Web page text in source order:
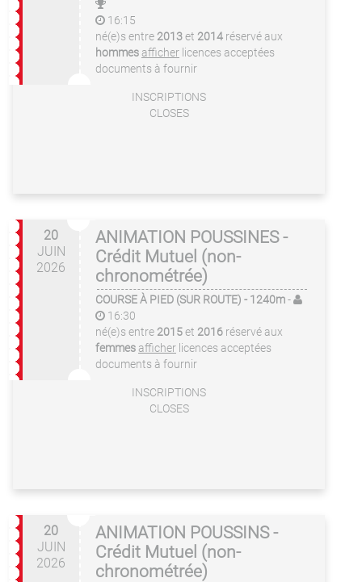
16:15
né(e)s entre 2013et 2014 réservé aux
hommesafficher licences acceptées
documents à fournir
INSCRIPTIONS
CLOSES
20
JUIN
2026
ANIMATION POUSSINES -
Crédit Mutuel (non-
chronométrée)
COURSE À PIED (SUR ROUTE) - 1240m-
16:30
né(e)s entre 2015et 2016 réservé aux
femmesafficher licences acceptées
documents à fournir
INSCRIPTIONS
CLOSES
20
JUIN
2026
ANIMATION POUSSINS -
Crédit Mutuel (non-
chronométrée)